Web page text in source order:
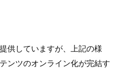
供していますが、上記の様
ンツのオンライン化が完結す